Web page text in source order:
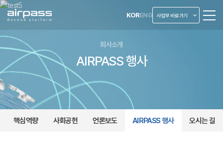
KORENG 사업부 바로가기
회사소개
AIRPASS 행사
핵심역량 사회공헌 언론보도 AIRPASS 행사 오시는 길